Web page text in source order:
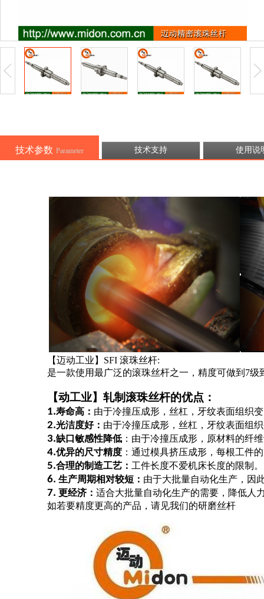
技术参数 Parameter 技术支持 使用说
【迈动工业】SFI 滚珠丝杆:
是一款使用最广泛的滚珠丝杆之一，精度可做到7
【动工业】轧制滚珠丝杆的优点：
1.寿命高： 由于冷撞压成形，丝杠，牙纹表面组织
2.光洁度好： 由于冷撞压成形，丝杠，牙纹表面组
3.缺口敏感性降低 ：由于冷撞压成形，原材料的纤
4.优异的尺寸精度 ：通过模具挤压成形，每根工件
5.合理的制造工艺： 工件长度不爱机床长度的限制。
6. 生产周期相对较短： 由于大批量自动化生产，因
7. 更经济： 适合大批量自动化生产的需要，降低人
如若要精度更高的产品，请见我们的研磨丝杆